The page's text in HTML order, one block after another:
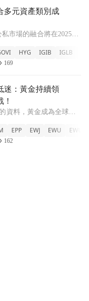
為關鍵基石！文章頁
多元資產類別成
市場的融合將在2025年
場之間的界限正逐漸模
最新報告，這種趨勢預
HYG IGIB IGLB
169
跑，油市面臨挑戰！
迷：黃金持續領
資料，黃金成為全球最
黃金
IAU）以9.1%的漲幅脫
EPP EWJ EWU EWUS
162